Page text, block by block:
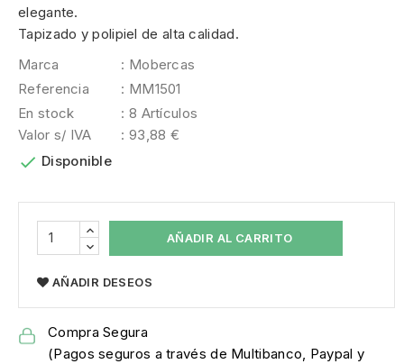
elegante.
Tapizado y polipiel de alta calidad.
Marca
: Mobercas
Referencia
: MM1501
En stock
: 8 Artículos
Valor s/ IVA
: 93,88 €
 Disponible
AÑADIR AL CARRITO
AÑADIR DESEOS
Compra Segura
(Pagos seguros a través de Multibanco, Paypal y